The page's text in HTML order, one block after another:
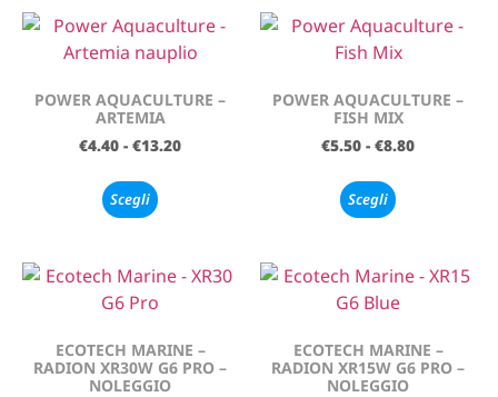
POWER AQUACULTURE –
ARTEMIA
€4.40 - €13.20
Scegli
POWER AQUACULTURE –
FISH MIX
€5.50 - €8.80
Scegli
ECOTECH MARINE –
RADION XR30W G6 PRO –
NOLEGGIO
ECOTECH MARINE –
RADION XR15W G6 PRO –
NOLEGGIO